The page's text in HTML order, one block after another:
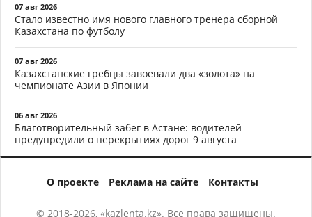
07 авг 2026
Стало известно имя нового главного тренера сборной
Казахстана по футболу
07 авг 2026
Казахстанские гребцы завоевали два «золота» на
чемпионате Азии в Японии
06 авг 2026
Благотворительный забег в Астане: водителей
предупредили о перекрытиях дорог 9 августа
О проекте Реклама на сайте Контакты
© 2018-2026, «kazlenta.kz». Все права защищены.